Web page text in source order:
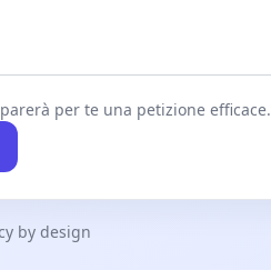
per te una petizione efficace.
by design